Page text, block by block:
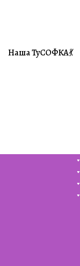
#Совместники
Наша ТуСОФКА💃